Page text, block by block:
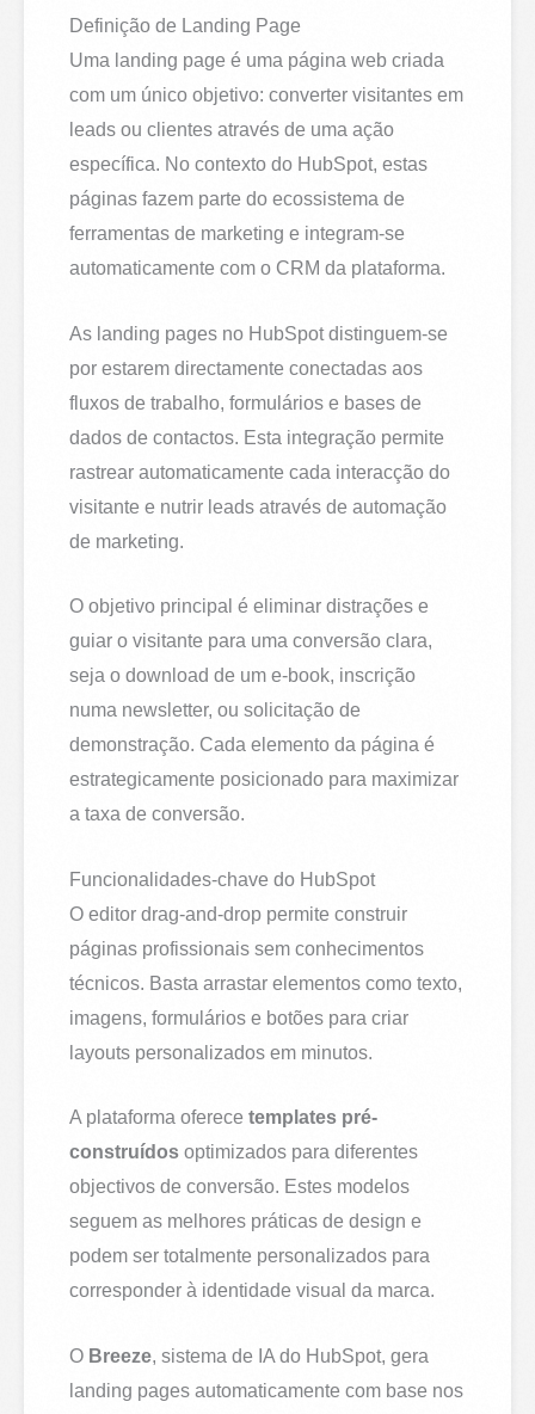
Definição de Landing Page
Uma landing page é uma página web criada
com um único objetivo: converter visitantes em
leads ou clientes através de uma ação
específica. No contexto do HubSpot, estas
páginas fazem parte do ecossistema de
ferramentas de marketing e integram-se
automaticamente com o CRM da plataforma.
As landing pages no HubSpot distinguem-se
por estarem directamente conectadas aos
fluxos de trabalho, formulários e bases de
dados de contactos. Esta integração permite
rastrear automaticamente cada interacção do
visitante e nutrir leads através de automação
de marketing.
O objetivo principal é eliminar distrações e
guiar o visitante para uma conversão clara,
seja o download de um e-book, inscrição
numa newsletter, ou solicitação de
demonstração. Cada elemento da página é
estrategicamente posicionado para maximizar
a taxa de conversão.
Funcionalidades-chave do HubSpot
O editor drag-and-drop permite construir
páginas profissionais sem conhecimentos
técnicos. Basta arrastar elementos como texto,
imagens, formulários e botões para criar
layouts personalizados em minutos.
A plataforma oferecetemplates pré-
construídos optimizados para diferentes
objectivos de conversão. Estes modelos
seguem as melhores práticas de design e
podem ser totalmente personalizados para
corresponder à identidade visual da marca.
O Breeze, sistema de IA do HubSpot, gera
landing pages automaticamente com base nos